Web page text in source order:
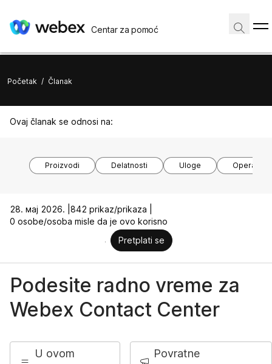
Centar za pomoć
Početak / Članak
Ovaj članak se odnosi na:
Proizvodi Delatnosti Uloge
28. мај 2026. | 842 prikaz/prikaza |
0 osobe/osoba misle da je ovo korisno
Pretplati se
Podesite radno vreme za
Webex Contact Center
U ovom
Povratne